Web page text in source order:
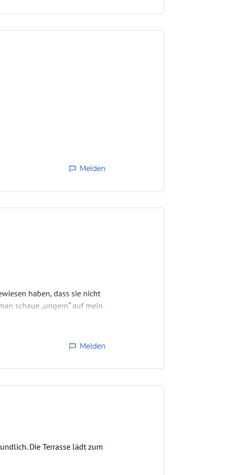
Melden
haben, dass sie nicht
schaue „ungern“ auf mein
Melden
Die Terrasse lädt zum